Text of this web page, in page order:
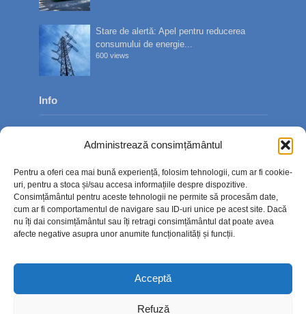
Administrează consimțământul
Pentru a oferi cea mai bună experiență, folosim tehnologii, cum ar fi cookie-
uri, pentru a stoca și/sau accesa informațiile despre dispozitive.
Consimțământul pentru aceste tehnologii ne permite să procesăm date,
cum ar fi comportamentul de navigare sau ID-uri unice pe acest site. Dacă
nu îți dai consimțământul sau îți retragi consimțământul dat poate avea
afecte negative asupra unor anumite funcționalități și funcții.
Acceptă
Refuză
Stare de alertă: Apel pentru reducerea
consumului de energie...
600 views
Info
Contact
Politica de confidențialitate
Politică cookie-uri (UE)